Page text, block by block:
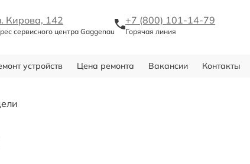
Кирова, 142
сервисного центра Gaggenau
+7 (800) 101-14-79
Горячая линия
устройств Цена ремонта Вакансии Контакты